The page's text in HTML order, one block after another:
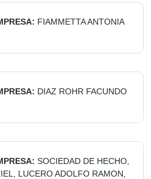
FIAMMETTA ANTONIA
DIAZ ROHR FACUNDO
SOCIEDAD DE HECHO,
LUCERO ADOLFO RAMON,